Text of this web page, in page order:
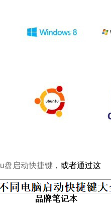
u盘启动快捷键 ，或者通过这